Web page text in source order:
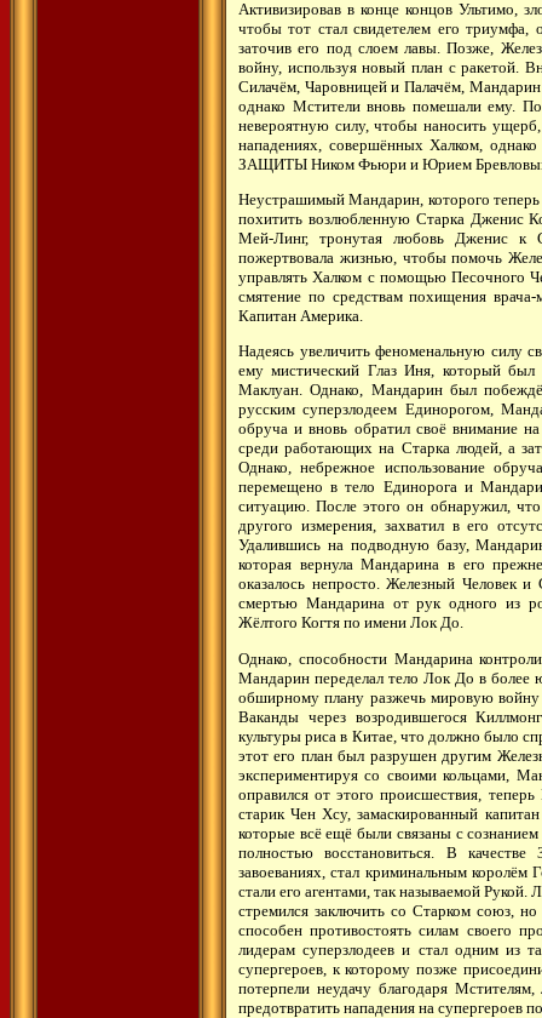
Активизировав в конце концов Ультимо,
чтобы тот стал свидетелем его триумфа,
заточив его под слоем лавы. Позже,
войну, используя новый план с ракетой.
Силачём, Чаровницей и Палачём,
однако Мстители вновь помешали ему.
невероятную силу, чтобы наносить
нападениях, совершённых Халком,
ЗАЩИТЫ Ником Фьюри и Юрием
Неустрашимый Мандарин, которого теперь
похитить возлюбленную Старка Дженис
Мей-Линг, тронутая любовь Дженис к
пожертвовала жизнью, чтобы помочь
управлять Халком с помощью Песочного
смятение по средствам похищения
Капитан Америка.
Надеясь увеличить феноменальную силу
ему мистический Глаз Иня, который
Маклуан. Однако, Мандарин был
русским суперзлодеем Единорогом,
обруча и вновь обратил своё внимание
среди работающих на Старка людей, а
Однако, небрежное использование
перемещено в тело Единорога и
ситуацию. После этого он обнаружил,
другого измерения, захватил в его
Удалившись на подводную базу,
которая вернула Мандарина в его
оказалось непросто. Железный Человек
смертью Мандарина от рук одного из
Жёлтого Когтя по имени Лок До.
Однако, способности Мандарина
Мандарин переделал тело Лок До в более
обширному плану разжечь мировую
Ваканды через возродившегося
культуры риса в Китае, что должно было
этот его план был разрушен другим
экспериментируя со своими кольцами,
оправился от этого происшествия,
старик Чен Хсу, замаскированный
которые всё ещё были связаны с
полностью восстановиться. В
завоеваниях, стал криминальным королём
стали его агентами, так называемой
стремился заключить со Старком союз,
способен противостоять силам своего
лидерам суперзлодеев и стал одним из
супергероев, к которому позже
потерпели неудачу благодаря
предотвратить нападения на супергероев